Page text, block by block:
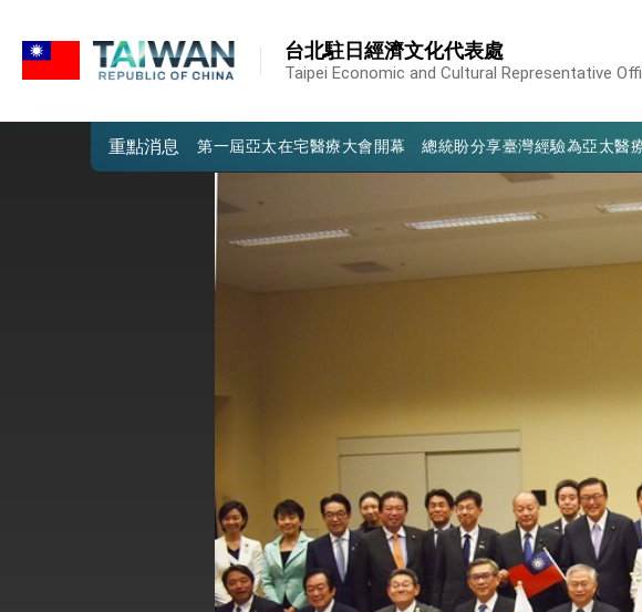
台北駐日經濟文化代表處
Taipei Economic and Cultural Representative
重點消息
我國政府將在美國亞利桑納州設立「駐鳳凰城辦事處」，進一
外交部發布WHA文宣影片「台灣醫療點亮世界」及「台灣智
總統出訪史瓦帝尼返國談話 強調臺灣人有權利走向世界 盼
堅定走向世界 賴總統抵達史瓦帝尼王國進行國是訪問
總統與五院院長新春茶敘 盼化分歧為團結、為國家邁出合作第
總統接受「法新社」（AFP）專訪內容
外交部長林佳龍於《外交事務》撰文指出：自由世界 需要台
總統主持「台美經濟繁榮夥伴對話」記者會 說明臺美合作